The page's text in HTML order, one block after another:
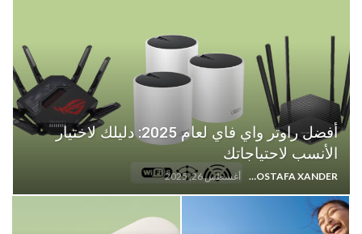
أفضل راوتر واي فاي لعام 2025: دليلك لاختيار
الأنسب لاحتياجاتك
MOSTAFA XANDER أغسطس 26, 2025